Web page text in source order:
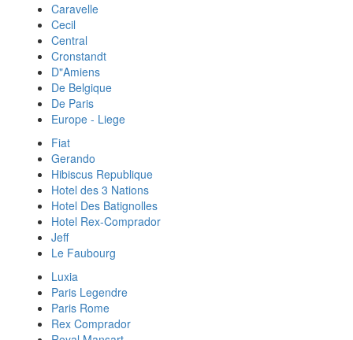
Caravelle
Cecil
Central
Cronstandt
D"Amiens
De Belgique
De Paris
Europe - Liege
Fiat
Gerando
Hibiscus Republique
Hotel des 3 Nations
Hotel Des Batignolles
Hotel Rex-Comprador
Jeff
Le Faubourg
Luxia
Paris Legendre
Paris Rome
Rex Comprador